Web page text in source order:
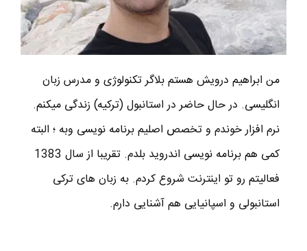
من ابراهیم درویش هستم بلاگر تکنولوژی و مدرس زبان
انگلیسی. در حال حاضر در استانبول (ترکیه) زندگی میکنم.
نرم افزار خوندم و تخصص اصلیم برنامه نویسی وبه ؛ البته
کمی هم برنامه نویسی اندروید بلدم. تقریبا از سال 1383
فعالیتم رو تو اینترنت شروع کردم. به زبان های ترکی
استانبولی و اسپانیایی هم آشنایی دارم.